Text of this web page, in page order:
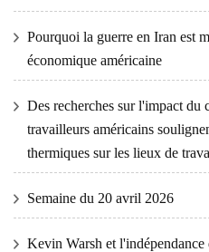
Pourquoi la guerre en Iran est
économique américaine
Des recherches sur l'impact du
travailleurs américains
thermiques sur les lieux de
Semaine du 20 avril 2026
Kevin Warsh et l'indépendance